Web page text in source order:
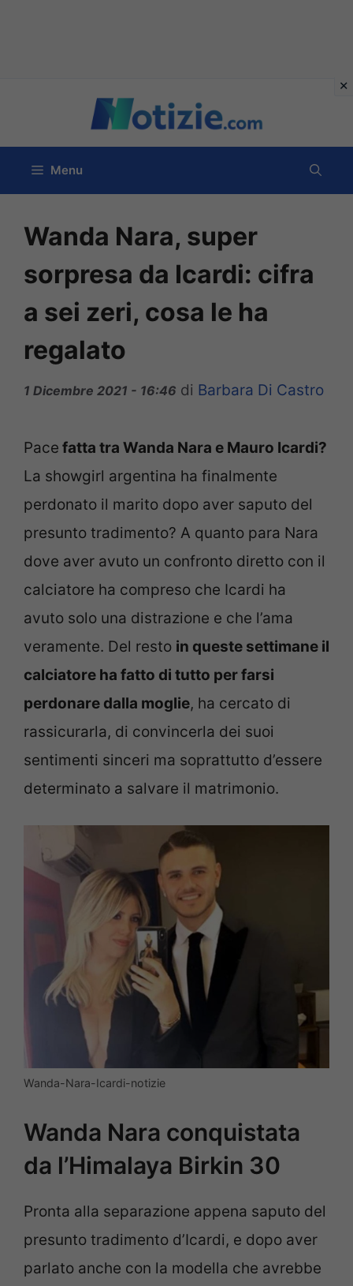
contenuto
Menu
Wanda Nara, super
sorpresa da Icardi: cifra
a sei zeri, cosa le ha
regalato
1 Dicembre 2021 - 16:46 di Barbara Di Castro
Pace fatta tra Wanda Nara e Mauro Icardi?
La showgirl argentina ha finalmente
perdonato il marito dopo aver saputo del
presunto tradimento? A quanto para Nara
dove aver avuto un confronto diretto con il
calciatore ha compreso che Icardi ha
avuto solo una distrazione e che l’ama
veramente. Del resto in queste settimane il
calciatore ha fatto di tutto per farsi
perdonare dalla moglie, ha cercato di
rassicurarla, di convincerla dei suoi
sentimenti sinceri ma soprattutto d’essere
determinato a salvare il matrimonio.
Wanda-Nara-Icardi-notizie
Wanda Nara conquistata
da l’Himalaya Birkin 30
Pronta alla separazione appena saputo del
presunto tradimento d’Icardi, e dopo aver
parlato anche con la modella che avrebbe